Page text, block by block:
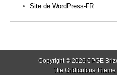
Site de WordPress-FR
Copyright © 2026 CPGE
The Gridiculous Theme